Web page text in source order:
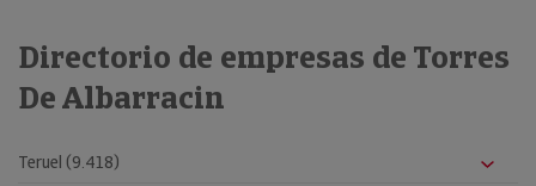
Directorio de empresas de Torres
De Albarracin